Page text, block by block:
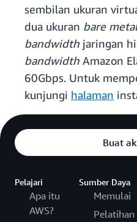
sembilan ukuran
dua ukuran bare metal
bandwidth jaringan
bandwidth Amazon
60Gbps. Untuk
kunjungi halaman
Buat
Pelajari
Apa itu
AWS?
Sumber Daya
Memulai
Pelatihan